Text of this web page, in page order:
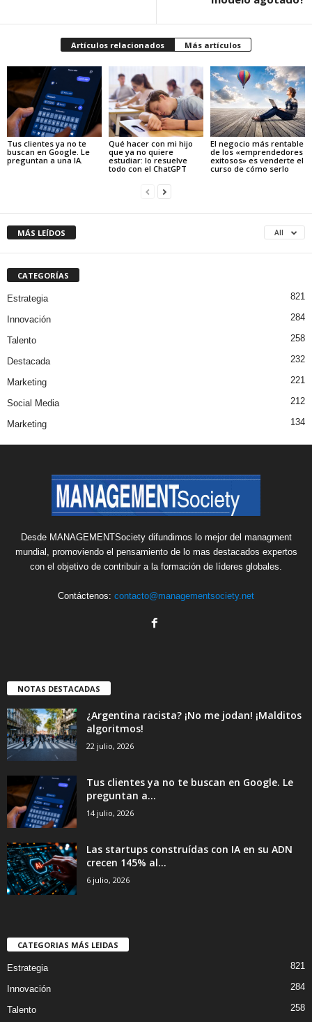
Artículos relacionados Más artículos
Tus clientes ya no te
buscan en Google. Le
preguntan a una IA.
Qué hacer con mi hijo
que ya no quiere
estudiar: lo resuelve
todo con el ChatGPT
El negocio más rentable
de los «emprendedores
exitosos» es venderte el
curso de cómo serlo
MÁS LEÍDOS All
CATEGORÍAS
Estrategia 821
Innovación 284
Talento 258
Destacada 232
Marketing 221
Social Media 212
Marketing 134
Desde MANAGEMENTSociety difundimos lo mejor del managment
mundial, promoviendo el pensamiento de lo mas destacados expertos
con el objetivo de contribuir a la formación de líderes globales.
Contáctenos: contacto@managementsociety.net
NOTAS DESTACADAS
¿Argentina racista? ¡No me jodan! ¡Malditos
algoritmos!
22 julio, 2026
Tus clientes ya no te buscan en Google. Le
preguntan a...
14 julio, 2026
Las startups construídas con IA en su ADN
crecen 145% al...
6 julio, 2026
CATEGORIAS MÁS LEIDAS
Estrategia 821
Innovación 284
Talento 258